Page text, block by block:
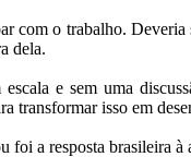
com o trabalho.
dela.
e sem uma
transformar isso em
a resposta brasileira à